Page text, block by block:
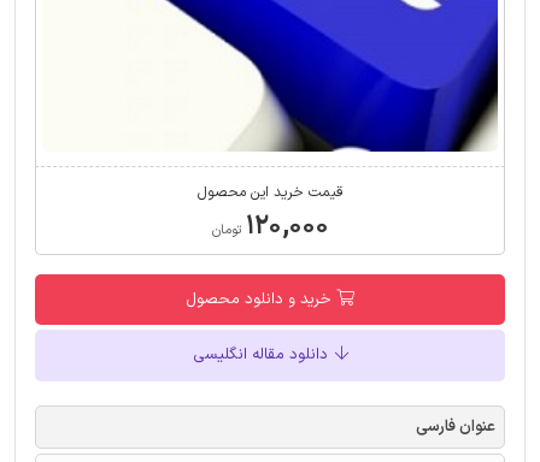
قیمت خرید این محصول
۱۲۰,۰۰۰ تومان
خرید و دانلود محصول
دانلود مقاله انگلیسی
عنوان فارسی